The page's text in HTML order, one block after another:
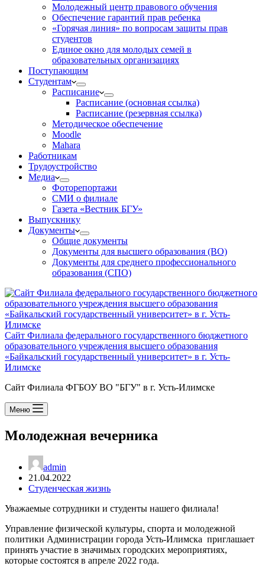
Молодежный центр правового обучения
Обеспечение гарантий прав ребенка
«Горячая линия» по вопросам защиты прав
студентов
Единое окно для молодых семей в
образовательных организациях
Поступающим
Студентам
Расписание
Расписание (основная ссылка)
Расписание (резервная ссылка)
Методическое обеспечение
Moodle
Mahara
Работникам
Трудоустройство
Медиа
Фоторепортажи
СМИ о филиале
Газета «Вестник БГУ»
Выпускнику
Документы
Общие документы
Документы для высшего образования (ВО)
Документы для среднего профессионального
образования (СПО)
Сайт Филиала федерального государственного бюджетного
образовательного учреждения высшего образования
«Байкальский государственный университет» в г. Усть-
Илимске
Сайт Филиала ФГБОУ ВО "БГУ" в г. Усть-Илимске
Меню
Молодежная вечерника
admin
21.04.2022
Студенческая жизнь
Уважаемые сотрудники и студенты нашего филиала!
Управление физической культуры, спорта и молодежной
политики Администрации города Усть-Илимска приглашает
принять участие в значимых городских мероприятиях,
которые состоятся в апреле 2022 года.